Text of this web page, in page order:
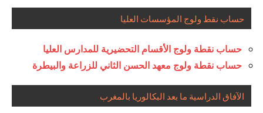
حساب نقط ولوج المؤسسات العليا
حساب نقطة ولوج الأقسام التحضيرية للمدارس العليا
حساب نقطة ولوج معهد الحسن الثاني للزراعة والبيطرة
الآفاق الدراسية ما بعد البكالوريا بالمغرب